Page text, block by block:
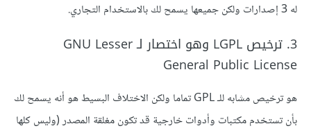
له 3 إصدارات ولكن جميعها يسمح لك بالاستخدام التجاري.
3. ترخيص LGPL وهو اختصار لـ GNU Lesser
General Public License
هو ترخيص مشابه للـ GPL تماما ولكن الاختلاف البسيط هو أنه يسمح لك
بأن تستخدم مكتبات وأدوات خارجية قد تكون مغلقة المصدر (وليس كلها